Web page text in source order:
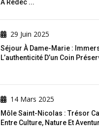
À Redéc ...
29 Juin 2025
Séjour À Dame-Marie :
L’authenticité D’un Coin
14 Mars 2025
Môle Saint-Nicolas : Trésor
Entre Culture, Nature Et